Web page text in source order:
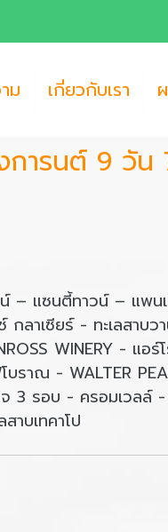
ม เกี่ยวกับเรา
การนต์ 9 วั
– แซนตี้ทาวน์ – แพน
ลาเซียร์ - ทะเลสาบว
WINERY - แอ
ราณ - WALTER
3 รอบ - ครอมเวลล์
าบเทคาโป